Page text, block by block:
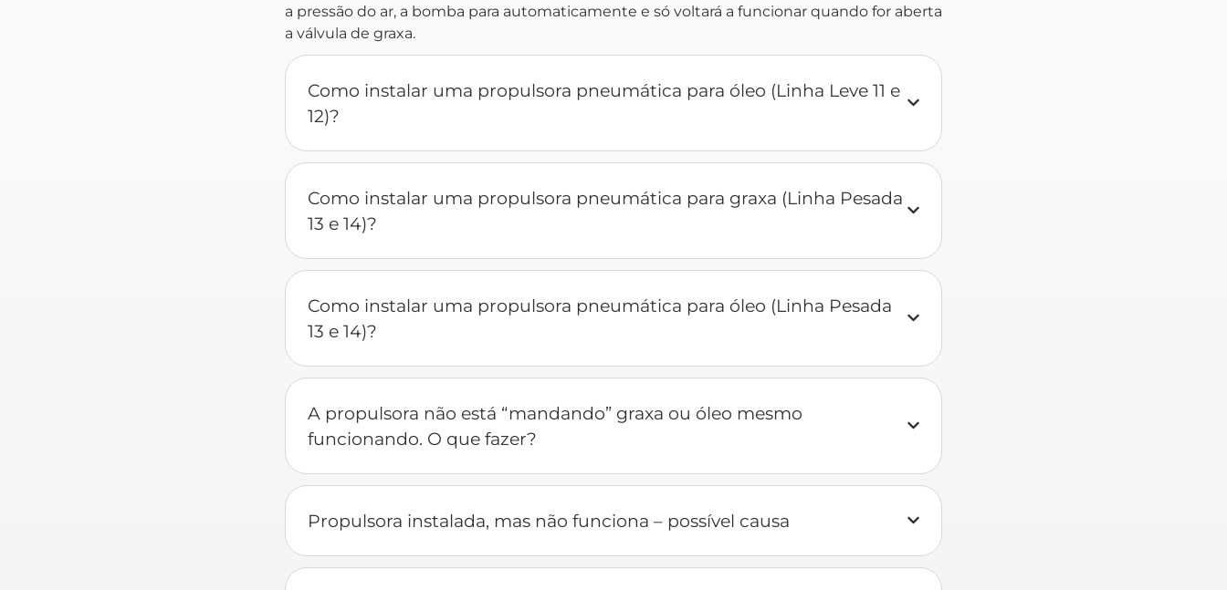
a pressão do ar, a bomba para automaticamente e só voltará a funcionar quando for aberta
a válvula de graxa.
Como instalar uma propulsora pneumática para óleo (Linha Leve 11 e
12)?
Como instalar uma propulsora pneumática para graxa (Linha Pesada
13 e 14)?
Como instalar uma propulsora pneumática para óleo (Linha Pesada
13 e 14)?
A propulsora não está “mandando” graxa ou óleo mesmo
funcionando. O que fazer?
Propulsora instalada, mas não funciona – possível causa